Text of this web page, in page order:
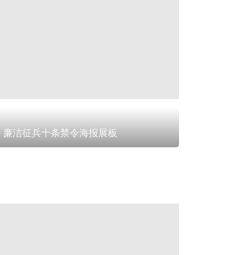
廉洁征兵十条禁令海报展板